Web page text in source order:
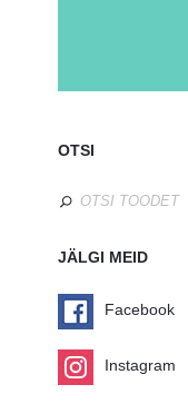
OTSI
JÄLGI MEID
Facebook
Instagram